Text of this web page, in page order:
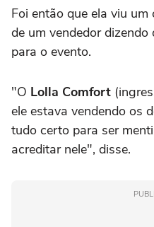
Foi então que ela viu
de um vendedor
para o evento.
"O Lolla Comfort
ele estava vendendo os
tudo certo para ser
acreditar nele", disse.